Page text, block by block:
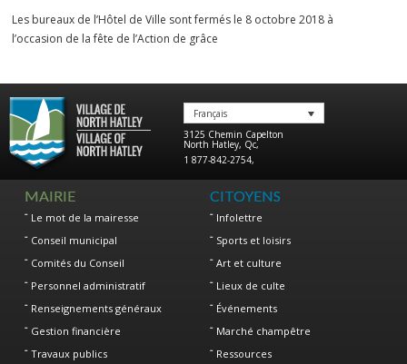
Les bureaux de l’Hôtel de Ville sont fermés le 8 octobre 2018 à
l’occasion de la fête de l’Action de grâce
Français
3125 Chemin Capelton
North Hatley, Qc,
1 877-842-2754,
MAIRIE
Le mot de la mairesse
Conseil municipal
Comités du Conseil
Personnel administratif
Renseignements généraux
Gestion financière
Travaux publics
CITOYENS
Infolettre
Sports et loisirs
Art et culture
Lieux de culte
Événements
Marché champêtre
Ressources